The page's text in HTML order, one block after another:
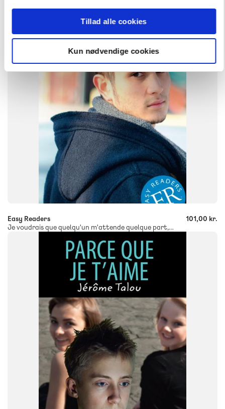
Tillad alle cookies
Kun nødvendige cookies
ISBN
9788723505750
+
Easy Readers
Je voudrais que quelqu'un m'attende quelque part, ER B
101,00 kr.
9788723512161